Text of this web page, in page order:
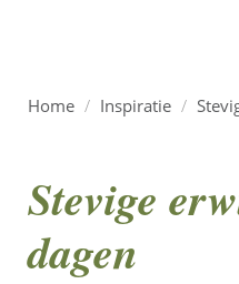
Home / Inspiratie /
Stevige
dagen